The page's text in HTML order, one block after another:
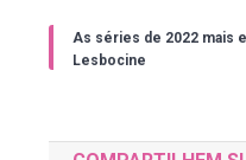
As séries de 2022 mais
Lesbocine